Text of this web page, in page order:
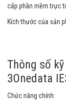
cấp phần mềm trực
Kích thước của sản
Thông số
3Onedata
Chức năng chính: